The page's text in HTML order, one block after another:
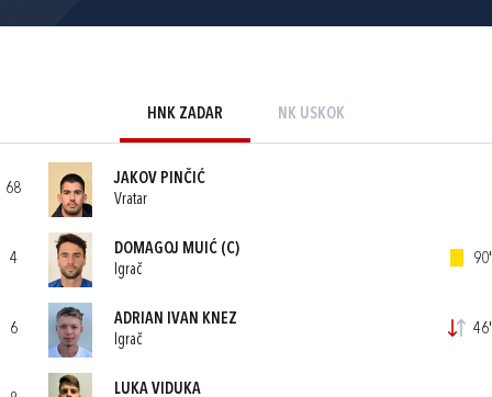
HNK ZADAR NK USKOK
68
JAKOV PINČIĆ
Vratar
4
DOMAGOJ MUIĆ (C)
Igrač
90'
6
ADRIAN IVAN KNEZ
Igrač
46'
LUKA VIDUKA